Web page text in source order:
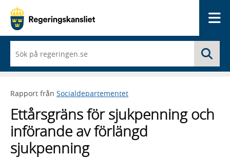
du
börjar
skriva
framträder
lista
med
sökförslag
Rapport från Socialdepartementet
Ettårsgräns för sjukpenning och
införande av förlängd
sjukpenning